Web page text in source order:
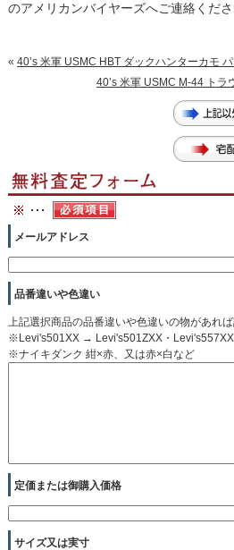
のアメリカンバイヤーズへご連絡くだ
« 40’s 米軍 USMC HBT ダックハンターカモ
40’s 米軍 USMC M-44 トラ
メールアドレス
品番違いや色違い
上記選択商品の品番違いや色違いの物があれ
※Levi's501XX → Levi's501ZXX・Levi's557XX
※ナイキダンク 紺×赤、又は赤×白など
定価または御購入価格
サイズ又は実寸